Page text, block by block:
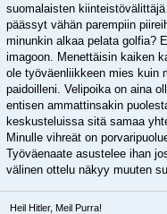
suomalaisten
päässyt vähän parempiin
minunkin alkaa pelata golfia?
imagoon. Menettäisin kaiken
ole työväenliikkeen mies kuin
paidoilleni. Velipoika on aina
entisen ammattinsakin
keskusteluissa sitä samaa
Minulle vihreät on
Työväenaate asustelee ihan
välinen ottelu näkyy muuten
Heil Hitler, Meil Purra!